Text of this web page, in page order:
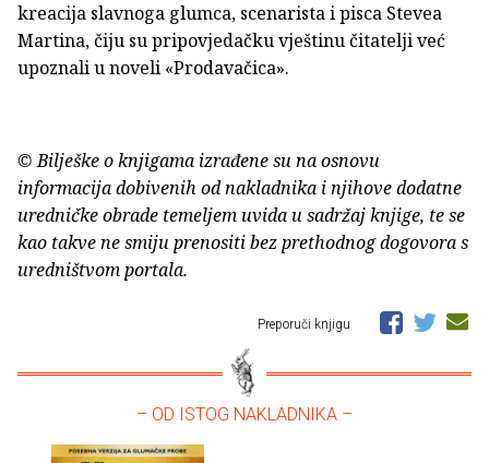
kreacija slavnoga glumca, scenarista i pisca Stevea
Martina, čiju su pripovjedačku vještinu čitatelji već
upoznali u noveli «Prodavačica».
© Bilješke o knjigama izrađene su na osnovu
informacija dobivenih od nakladnika i njihove dodatne
uredničke obrade temeljem uvida u sadržaj knjige, te se
kao takve ne smiju prenositi bez prethodnog dogovora s
uredništvom portala.
Preporuči knjigu
– OD ISTOG NAKLADNIKA –